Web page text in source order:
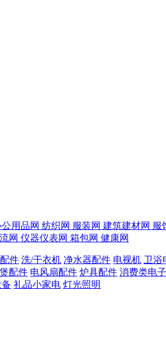
公用品网 纺织网 服装网 建筑建材网 服
网 仪器仪表网 箱包网 健康网
件 洗/干衣机 净水器配件 电视机 卫浴
配件 电风扇配件 炉具配件 消费类电子
礼品小家电 灯光照明